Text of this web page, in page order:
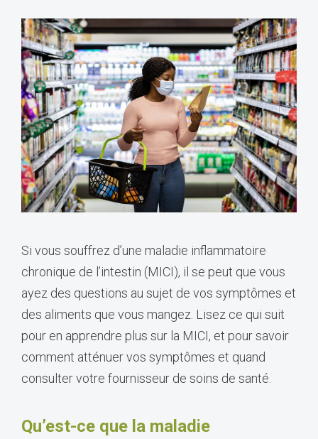
Si vous souffrez d’une maladie inflammatoire
chronique de l’intestin (MICI), il se peut que vous
ayez des questions au sujet de vos symptômes et
des aliments que vous mangez. Lisez ce qui suit
pour en apprendre plus sur la MICI, et pour savoir
comment atténuer vos symptômes et quand
consulter votre fournisseur de soins de santé.
Qu’est-ce que la maladie